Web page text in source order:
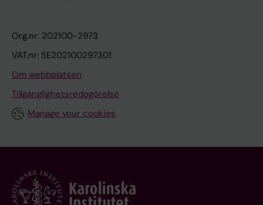
Org.nr: 202100-2973
VAT.nr: SE202100297301
Om webbplatsen
Tillgänglighetsredogörelse
Manage your cookies